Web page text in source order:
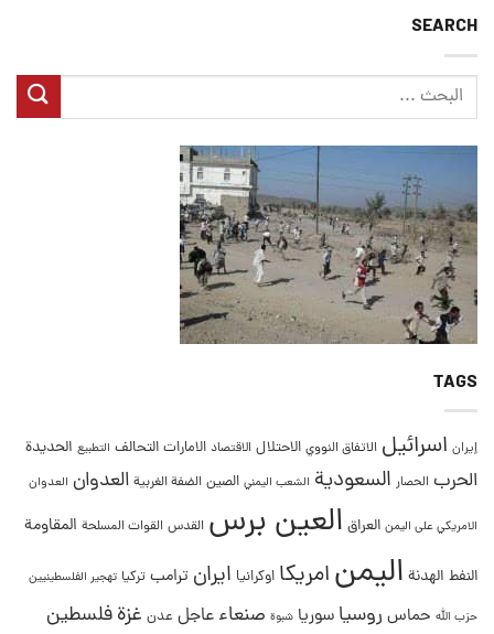
SEARCH
TAGS
إيران اسرائيل الاتفاق النووي الاحتلال الاقتصاد الامارات التحالف التطبيع الحديدة
الحرب الحصار السعودية الشعب اليمني الصين الضفة الغربية العدوان العدوان
الامريكي على اليمن العراق العين برس القدس القوات المسلحة المقاومة
النفط الهدنة اليمنامريكا اوكرانيا ايران ترامب تركيا تهجير الفلسطينيين
حزب الله حماس روسيا سوريا شبوة صنعاء عاجل عدن غزةفلسطين